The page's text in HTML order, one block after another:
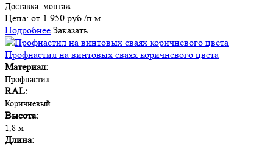
Доставка, монтаж
Цена: от 1 950 руб./п.м.
Подробнее Заказать
Профнастил на винтовых сваях коричневого цвета
Материал:
Профнастил
RAL:
Коричневый
Высота:
1,8 м
Длина: